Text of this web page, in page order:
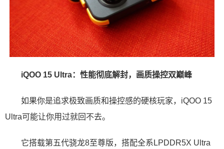
iQOO 15 Ultra：性能彻底解封，画质操控双巅峰
如果你是追求极致画质和操控感的硬核玩家，iQOO 15
Ultra可能让你用过就回不去。
它搭载第五代骁龙8至尊版，搭配全系LPDDR5X Ultra